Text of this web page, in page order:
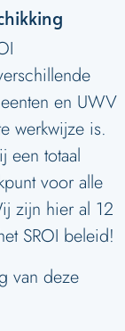
en UWV
werkwijze is.
een totaal
voor alle
zijn hier al 12
SROI beleid!
van deze